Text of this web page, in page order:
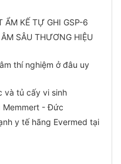
ẨM KẾ TỰ GHI GSP-6
SÂU THƯƠNG HIỆU
thí nghiệm ở đâu uy
và tủ cấy vi sinh
Memmert - Đức
y tế hãng Evermed tại